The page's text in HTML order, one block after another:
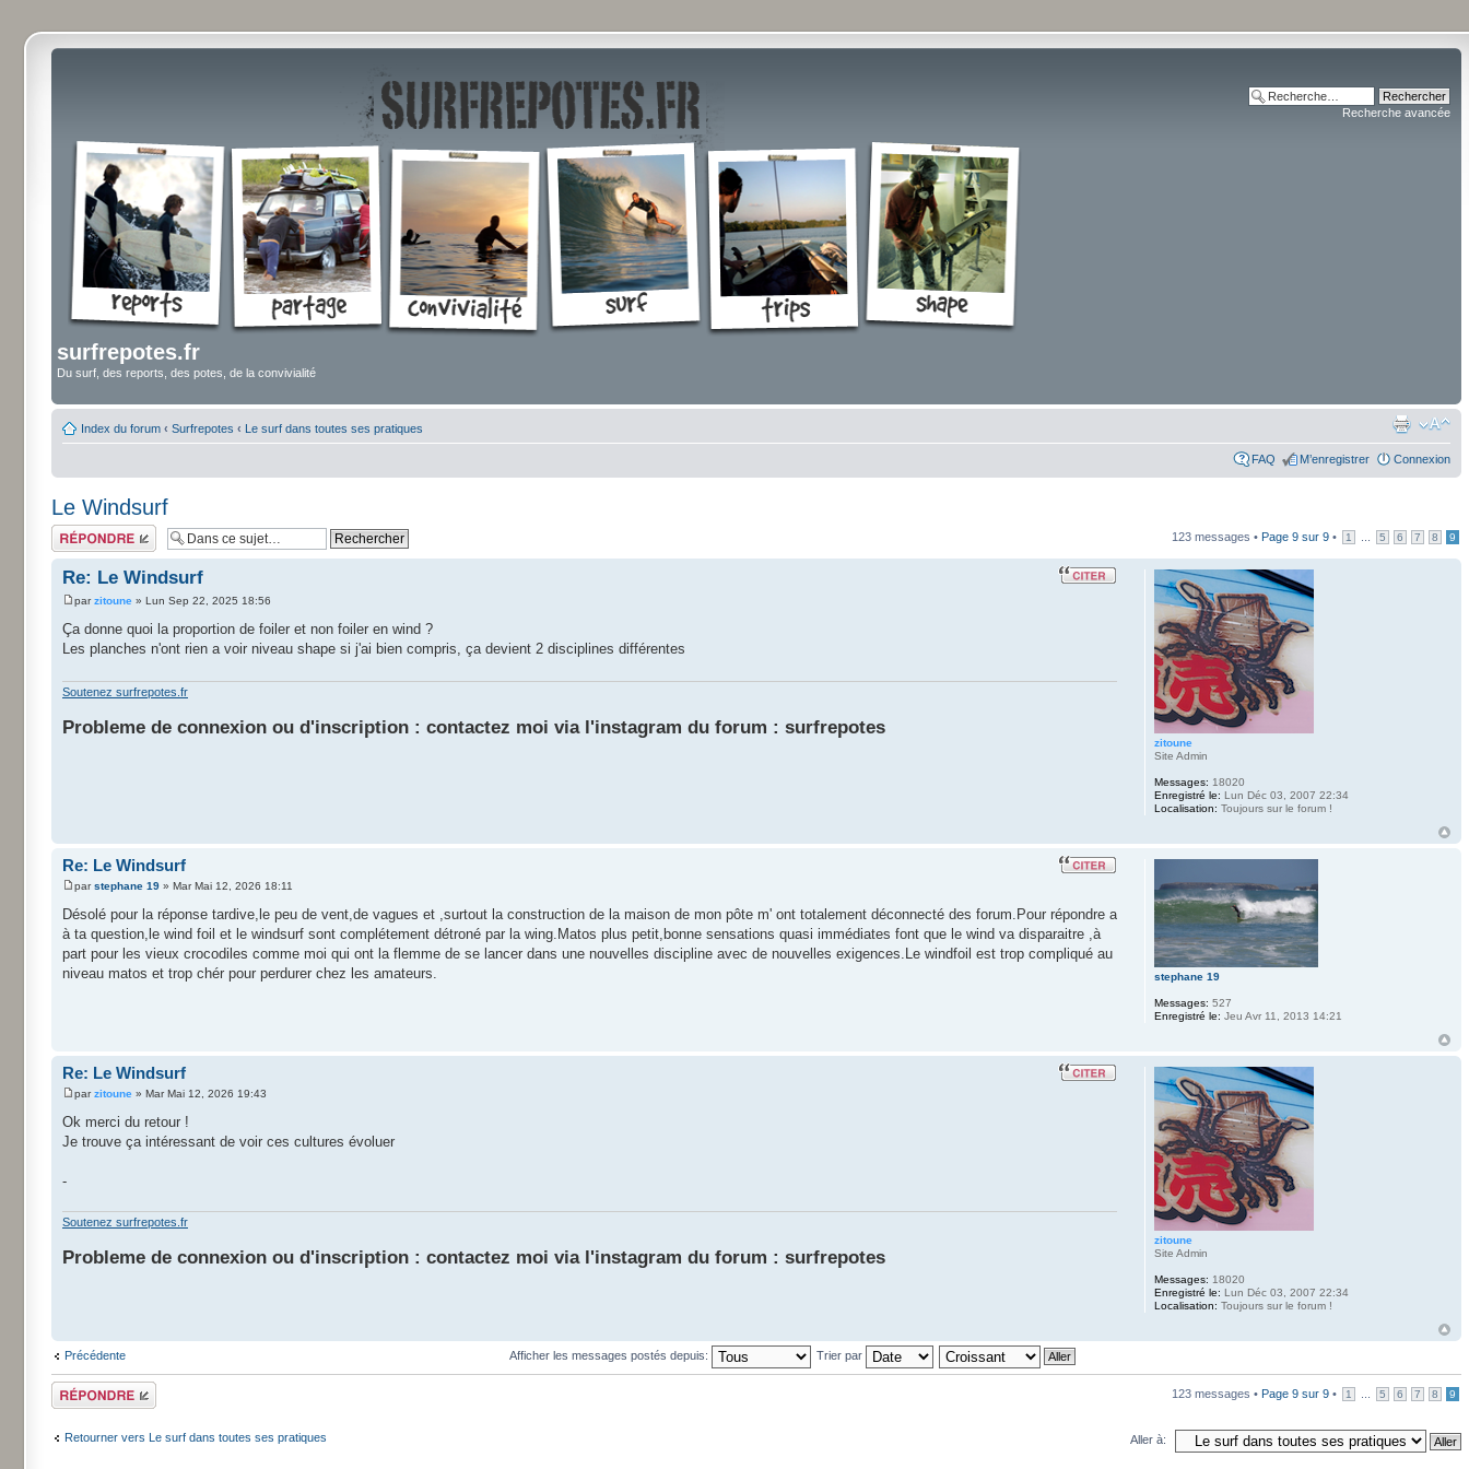
surfrepotes.fr
Du surf, des reports, des potes, de la convivialité
Recherche avancée
Index du forum ‹ Surfrepotes ‹ Le surf dans toutes ses pratiques
FAQ M’enregistrer Connexion
Le Windsurf
Répondre 123 messages • Page 9 sur 9 • 1 5 6 7 8 9
Re: Le Windsurf
parzitoune » Lun Sep 22, 2025 18:56
Ça donne quoi la proportion de foiler et non foiler en wind ?
Les planches n'ont rien a voir niveau shape si j'ai bien compris, ça devient 2 disciplines différentes
Soutenez surfrepotes.fr
Probleme de connexion ou d'inscription : contactez moi via l'instagram du forum : surfrepotes
zitoune
Site Admin
Messages: 18020
Enregistré le: Lun Déc 03, 2007 22:34
Localisation: Toujours sur le forum !
Re: Le Windsurf
parstephane 19 » Mar Mai 12, 2026 18:11
Désolé pour la réponse tardive,le peu de vent,de vagues et ,surtout la construction de la maison de mon pôte m' ont totalement déconnecté des forum.Pour répondre a
à ta question,le wind foil et le windsurf sont complétement détroné par la wing.Matos plus petit,bonne sensations quasi immédiates font que le wind va disparaitre ,à
part pour les vieux crocodiles comme moi qui ont la flemme de se lancer dans une nouvelles discipline avec de nouvelles exigences.Le windfoil est trop compliqué au
niveau matos et trop chér pour perdurer chez les amateurs.
stephane 19
Messages: 527
Enregistré le: Jeu Avr 11, 2013 14:21
Re: Le Windsurf
parzitoune » Mar Mai 12, 2026 19:43
Ok merci du retour !
Je trouve ça intéressant de voir ces cultures évoluer
-
Soutenez surfrepotes.fr
Probleme de connexion ou d'inscription : contactez moi via l'instagram du forum : surfrepotes
zitoune
Site Admin
Messages: 18020
Enregistré le: Lun Déc 03, 2007 22:34
Localisation: Toujours sur le forum !
Précédente Afficher les messages postés depuis: Trier par
Répondre 123 messages • Page 9 sur 9 • 1 5 6 7 8 9
Retourner vers Le surf dans toutes ses pratiques Aller à: